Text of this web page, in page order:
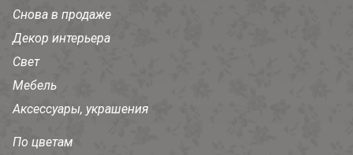
Снова в продаже
Декор интерьера
Свет
Мебель
Аксессуары, украшения
По цветам